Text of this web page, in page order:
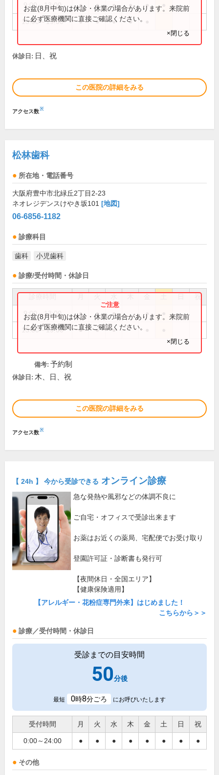
9:00～13:00 ● ● ● ● ●
15:00～19:00 ● ● ● ●
お盆(8月中旬)は休診・休業の場合があります。来院前
に必ず医療機関に直接ご確認ください。
×閉じる
休診日: 日、祝
この医院の詳細をみる
アクセス数※
松林歯科
所在地・電話番号
大阪府豊中市北緑丘2丁目2-23
ネオレジデンスけやき坂101 [地図]
06-6856-1182
診療科目
歯科 小児歯科
診療/受付時間・休診日
祝
9:00～13:00 ● ● ● ●
15:00～19:00 ● ● ●
お盆(8月中旬)は休診・休業の場合があります。来院前
に必ず医療機関に直接ご確認ください。
×閉じる
備考: 予約制
休診日: 木、日、祝
この医院の詳細をみる
アクセス数※
【 24h 】 今から受診できる オンライン診療
急な発熱や風邪などの体調不良に
ご自宅・オフィスで受診出来ます
お薬はお近くの薬局、宅配便でお受け取り
登園許可証・診断書も発行可
【夜間休日・全国エリア】
【健康保険適用】
【アレルギー・花粉症専門外来】はじめました！
こちらから＞＞
診療／受付時間・休診日
受診までの目安時間
50分後
最短 0時8分ごろ にお呼びいたします
受付時間 月 火 水 木 金 土 日 祝
0:00～24:00 ● ● ● ● ● ● ● ●
その他